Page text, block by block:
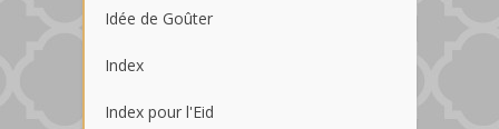
Idée de Goûter
Index
Index pour l'Eid